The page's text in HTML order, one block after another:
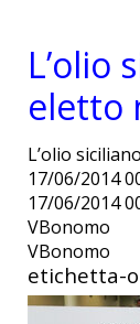
L’olio
eletto
L’olio
17/06/2014
17/06/2014
VBonomo
VBonomo
etichetta-